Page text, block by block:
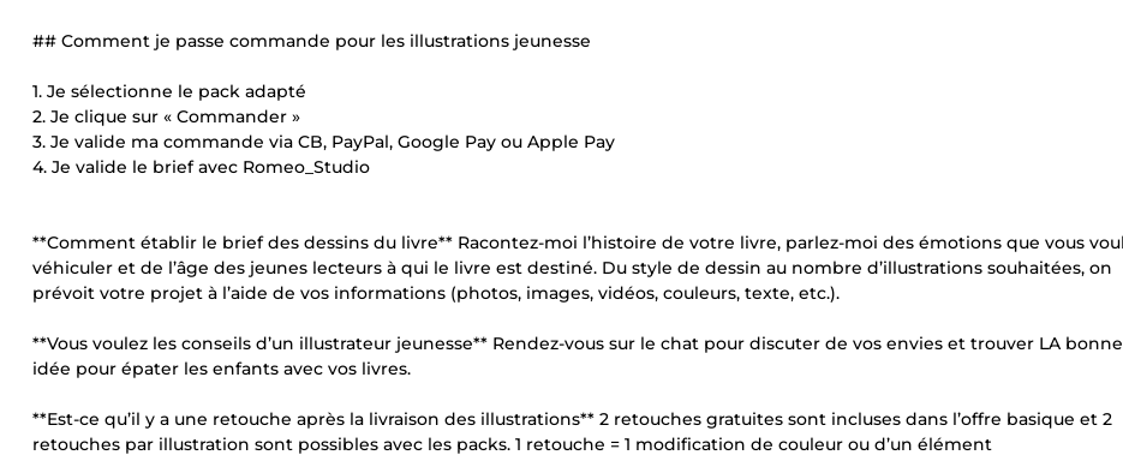
## Comment je passe commande pour les illustrations jeunesse
1. Je sélectionne le pack adapté
2. Je clique sur « Commander »
3. Je valide ma commande via CB, PayPal, Google Pay ou Apple Pay
4. Je valide le brief avec Romeo_Studio
**Comment établir le brief des dessins du livre** Racontez-moi l’histoire de votre livre, parlez-moi des émotions que vous
véhiculer et de l’âge des jeunes lecteurs à qui le livre est destiné. Du style de dessin au nombre d’illustrations souhaitées, on
prévoit votre projet à l’aide de vos informations (photos, images, vidéos, couleurs, texte, etc.).
**Vous voulez les conseils d’un illustrateur jeunesse** Rendez-vous sur le chat pour discuter de vos envies et trouver LA bonne
idée pour épater les enfants avec vos livres.
**Est-ce qu’il y a une retouche après la livraison des illustrations** 2 retouches gratuites sont incluses dans l’offre basique et 2
retouches par illustration sont possibles avec les packs. 1 retouche = 1 modification de couleur ou d’un élément